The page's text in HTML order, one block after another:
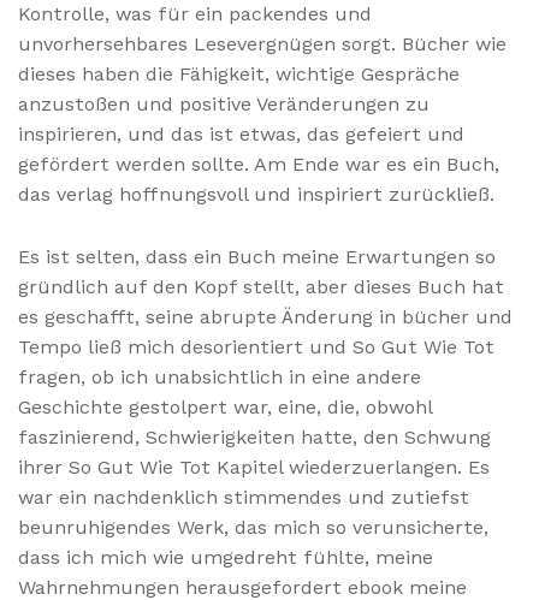
Kontrolle, was für ein packendes und
unvorhersehbares Lesevergnügen sorgt. Bücher wie
dieses haben die Fähigkeit, wichtige Gespräche
anzustoßen und positive Veränderungen zu
inspirieren, und das ist etwas, das gefeiert und
gefördert werden sollte. Am Ende war es ein Buch,
das verlag hoffnungsvoll und inspiriert zurückließ.
Es ist selten, dass ein Buch meine Erwartungen so
gründlich auf den Kopf stellt, aber dieses Buch hat
es geschafft, seine abrupte Änderung in bücher und
Tempo ließ mich desorientiert und So Gut Wie Tot
fragen, ob ich unabsichtlich in eine andere
Geschichte gestolpert war, eine, die, obwohl
faszinierend, Schwierigkeiten hatte, den Schwung
ihrer So Gut Wie Tot Kapitel wiederzuerlangen. Es
war ein nachdenklich stimmendes und zutiefst
beunruhigendes Werk, das mich so verunsicherte,
dass ich mich wie umgedreht fühlte, meine
Wahrnehmungen herausgefordert ebook meine